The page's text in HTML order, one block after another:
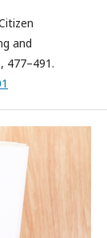
and
477–491.